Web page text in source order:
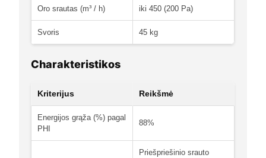
Oro srautas (m³ / h) iki 450 (200 Pa)
Svoris 45 kg
Charakteristikos
Kriterijus Reikšmė
Energijos grąža (%) pagal
PHI
88%
Priešpriešinio srauto